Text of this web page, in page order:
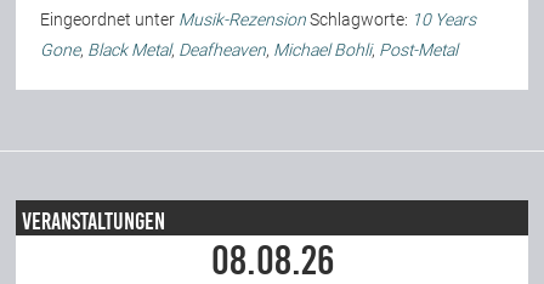
Eingeordnet unter Musik-Rezension Schlagworte: 10 Years
Gone, Black Metal, Deafheaven, Michael Bohli, Post-Metal
Veranstaltungen
08.08.26